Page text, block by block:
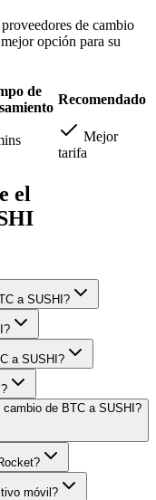
de cambio
opción para su
de
Recomendado
Mejor
tarifa
el
a SUSHI?
a SUSHI?
de BTC a SUSHI?
móvil?